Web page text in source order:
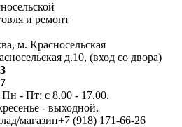
и ремонт
м. Красносельская
д.10, (вход со двора)
- Пт: с 8.00 - 17.00.
- выходной.
магазин+7 (918) 171-66-26